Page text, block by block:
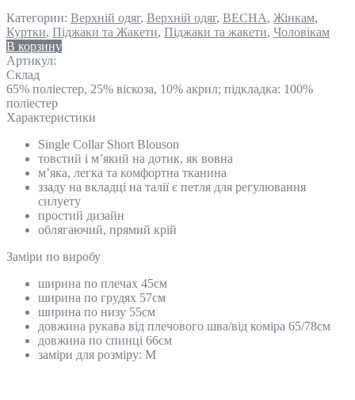
Категории: Верхній одяг, Верхній одяг, ВЕСНА, Жінкам,
Куртки, Піджаки та Жакети, Піджаки та жакети, Чоловікам
В корзину
Артикул:
Склад
65% поліестер, 25% віскоза, 10% акрил; підкладка: 100%
поліестер
Характеристики
Single Collar Short Blouson
товстий і м’який на дотик, як вовна
м’яка, легка та комфортна тканина
ззаду на вкладці на талії є петля для регулювання
силуету
простий дизайн
облягаючий, прямий крій
Замiри по виробу
ширина по плечах 45см
ширина по грудях 57см
ширина по низу 55см
довжина рукава від плечового шва/від коміра 65/78см
довжина по спинці 66см
заміри для розміру: M